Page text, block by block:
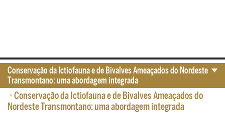
•Conservação da Ictiofauna e de Bivalves Ameaçados do
Nordeste Transmontano: uma abordagem integrada
Conservação da Ictiofauna e de Bivalves Ameaçados do Nordeste
Transmontano: uma abordagem integrada